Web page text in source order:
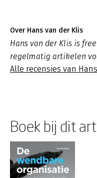
Over Hans van der Klis
Hans van der Klis is
regelmatig artikelen
Alle recensies van
Boek bij dit